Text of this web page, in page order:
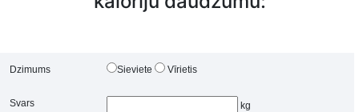
Dzimums Sieviete Vīrietis
Svars kg